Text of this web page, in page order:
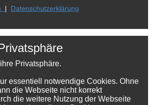
| Datenschutzerklärung
Privatsphäre.
essentiell notwendige Cookies. Ohne
die Webseite nicht korrekt
die weitere Nutzung der Webseite